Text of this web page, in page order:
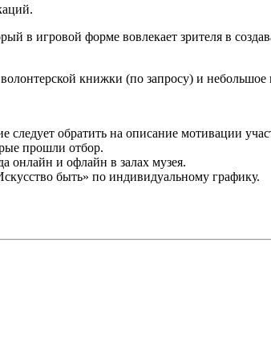
в игровой форме вовлекает зрителя в
книжки (по запросу) и небольшое
следует обратить на описание мотивации
прошли отбор.
онлайн и офлайн в залах музея.
быть» по индивидуальному графику.